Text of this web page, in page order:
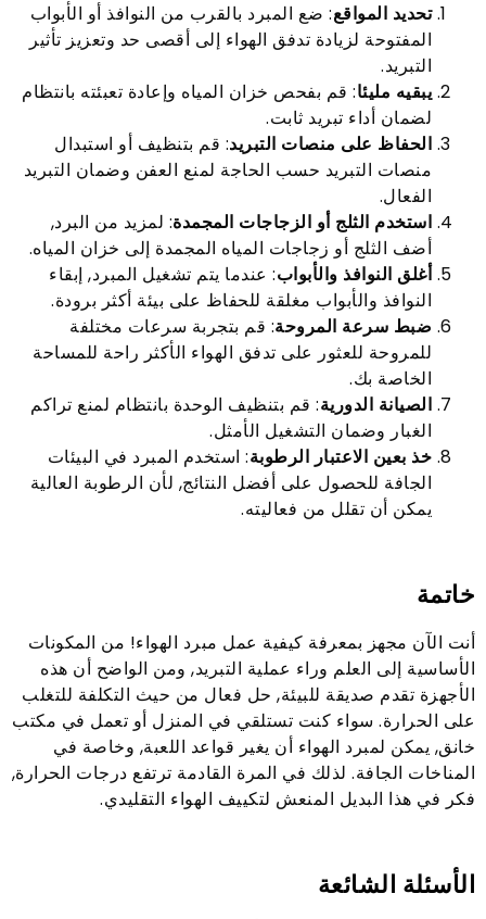
تحديد المواقع: ضع المبرد بالقرب من النوافذ أو الأبواب
المفتوحة لزيادة تدفق الهواء إلى أقصى حد وتعزيز تأثير
التبريد.
يبقيه مليئا: قم بفحص خزان المياه وإعادة تعبئته بانتظام
لضمان أداء تبريد ثابت.
الحفاظ على منصات التبريد: قم بتنظيف أو استبدال
منصات التبريد حسب الحاجة لمنع العفن وضمان التبريد
الفعال.
استخدم الثلج أو الزجاجات المجمدة: لمزيد من البرد,
أضف الثلج أو زجاجات المياه المجمدة إلى خزان المياه.
أغلق النوافذ والأبواب: عندما يتم تشغيل المبرد, إبقاء
النوافذ والأبواب مغلقة للحفاظ على بيئة أكثر برودة.
ضبط سرعة المروحة: قم بتجربة سرعات مختلفة
للمروحة للعثور على تدفق الهواء الأكثر راحة للمساحة
الخاصة بك.
الصيانة الدورية: قم بتنظيف الوحدة بانتظام لمنع تراكم
الغبار وضمان التشغيل الأمثل.
خذ بعين الاعتبار الرطوبة: استخدم المبرد في البيئات
الجافة للحصول على أفضل النتائج, لأن الرطوبة العالية
يمكن أن تقلل من فعاليته.
خاتمة
أنت الآن مجهز بمعرفة كيفية عمل مبرد الهواء! من المكونات
الأساسية إلى العلم وراء عملية التبريد, ومن الواضح أن هذه
الأجهزة تقدم صديقة للبيئة, حل فعال من حيث التكلفة للتغلب
على الحرارة. سواء كنت تستلقي في المنزل أو تعمل في مكتب
خانق, يمكن لمبرد الهواء أن يغير قواعد اللعبة, وخاصة في
المناخات الجافة. لذلك في المرة القادمة ترتفع درجات الحرارة,
فكر في هذا البديل المنعش لتكييف الهواء التقليدي.
الأسئلة الشائعة